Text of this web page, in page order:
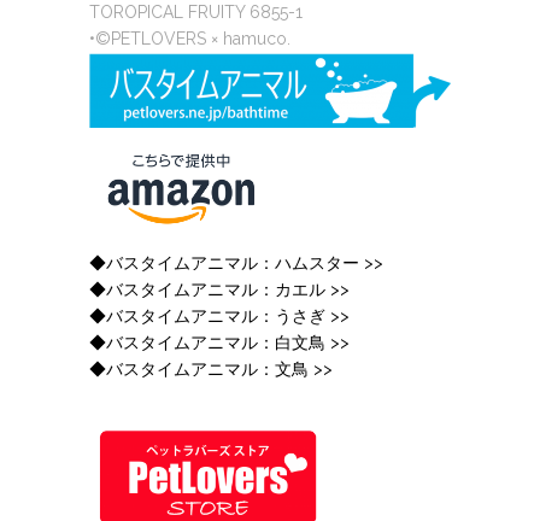
TOROPICAL FRUITY 6855-1
•©PETLOVERS × hamuco.
◆バスタイムアニマル：ハムスター >>
◆バスタイムアニマル：カエル >>
◆バスタイムアニマル：うさぎ >>
◆バスタイムアニマル：白文鳥 >>
◆バスタイムアニマル：文鳥 >>